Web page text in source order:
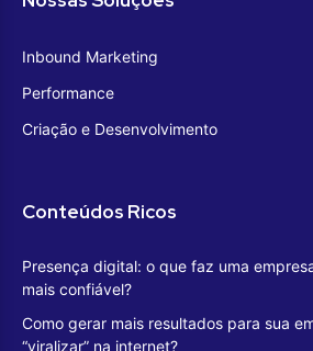
Inbound Marketing
Performance
Criação e Desenvolvimento
Conteúdos Ricos
Presença digital: o que faz uma
mais confiável?
Como gerar mais resultados para sua
“viralizar” na internet?